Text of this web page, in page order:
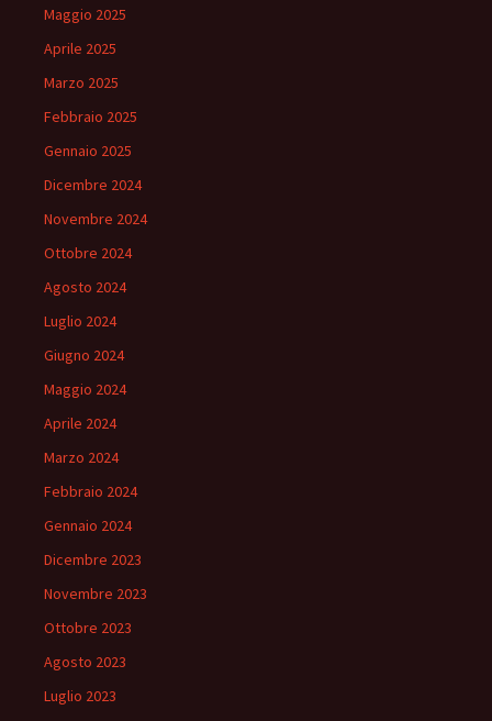
Maggio 2025
Aprile 2025
Marzo 2025
Febbraio 2025
Gennaio 2025
Dicembre 2024
Novembre 2024
Ottobre 2024
Agosto 2024
Luglio 2024
Giugno 2024
Maggio 2024
Aprile 2024
Marzo 2024
Febbraio 2024
Gennaio 2024
Dicembre 2023
Novembre 2023
Ottobre 2023
Agosto 2023
Luglio 2023